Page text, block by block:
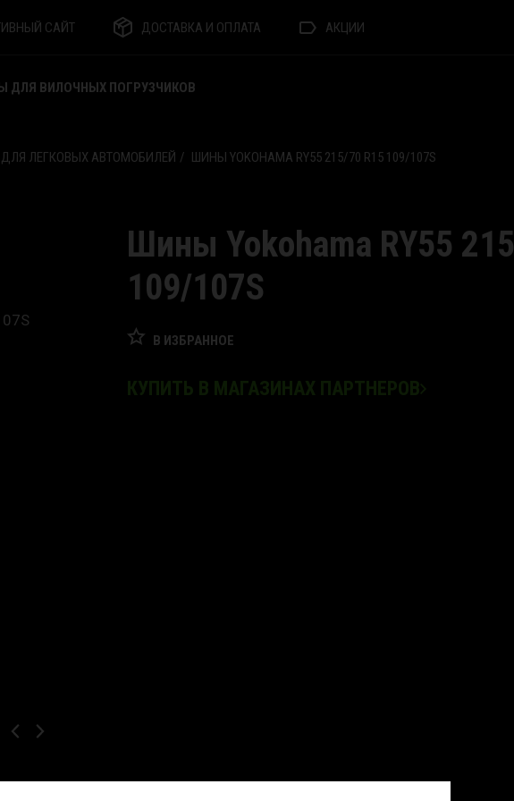
САЙТ ДОСТАВКА И ОПЛАТА АКЦИИ
ДЛЯ ВИЛОЧНЫХ ПОГРУЗЧИКОВ
ДЛЯ ЛЕГКОВЫХ АВТОМОБИЛЕЙ ШИНЫ YOKOHAMA RY55 215/70 R15 109/107S
Шины Yokohama RY55
109/107S
В ИЗБРАННОЕ
КУПИТЬ В МАГАЗИНАХ ПАРТНЕРОВ